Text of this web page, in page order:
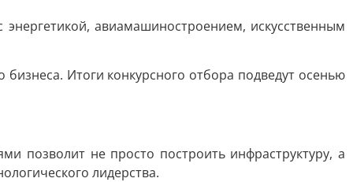
авиамашиностроением, искусственным
Итоги конкурсного отбора подведут осенью
позволит не просто построить инфраструктуру, а
лидерства.